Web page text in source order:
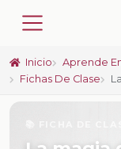
Inicio Aprende
Fichas De Clase